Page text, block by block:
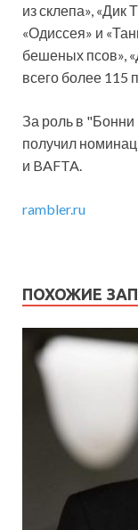
из склепа», «Дик
«Одиссея» и
бешеных псов»,
всего более 115
За роль в
получил
и BAFTA.
rambler.ru
ПОХОЖИЕ